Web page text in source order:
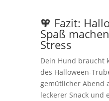
🧡 Fazit:
Spaß
Stress
Dein Hund braucht
des Halloween-
gemütlicher Abend
leckerer Snack und